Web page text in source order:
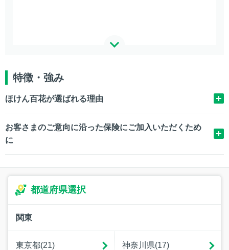
特徴・強み
ほけん百花が選ばれる理由
お客さまのご意向に沿った保険にご加入いただくため
に
都道府県選択
関東
東京都(21) 神奈川県(17)